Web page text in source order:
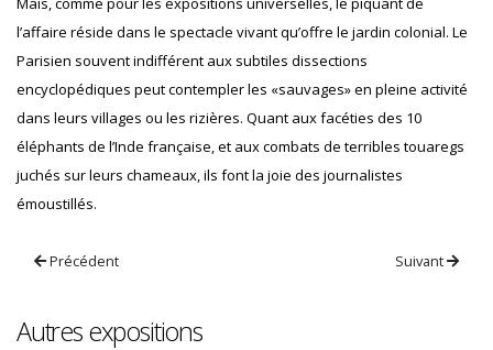
l’affaire réside dans le spectacle vivant qu’offre le jardin colonial. Le
Parisien souvent indifférent aux subtiles dissections
encyclopédiques peut contempler les «sauvages» en pleine activité
dans leurs villages ou les rizières. Quant aux facéties des 10
éléphants de l’Inde française, et aux combats de terribles touaregs
juchés sur leurs chameaux, ils font la joie des journalistes
émoustillés.
Précédent Suivant
Autres expositions